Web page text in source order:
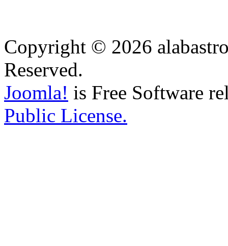
Copyright © 2026
Reserved.
Joomla! is Free Software
Public License.